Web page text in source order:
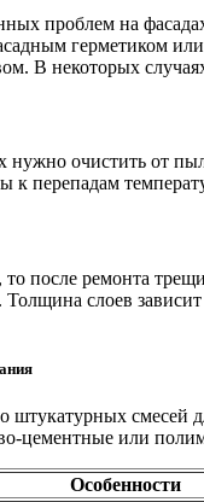
проблем на
герметиком
В некоторых
очистить от
к перепадам
то после ремонта
слоев зависит
штукатурных смесей
цементные или
Особенности